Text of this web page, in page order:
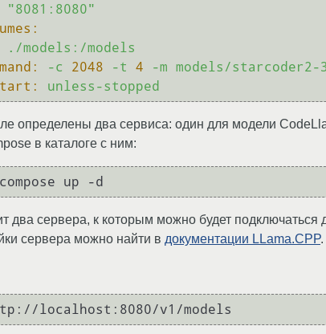
"8081:8080"
./models:/models
-c 2048 -t 4 -m models/starcoder2-
unless-stopped
определены два сервиса: один для модели
в каталоге с ним:
два сервера, к которым можно будет
сервера можно найти в документации LLama.CPP.